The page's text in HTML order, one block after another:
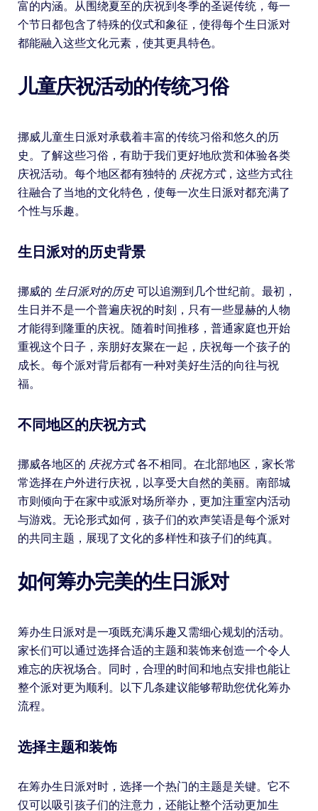
富的内涵。从围绕夏至的庆祝到冬季的圣诞传统，每一
个节日都包含了特殊的仪式和象征，使得每个生日派对
都能融入这些文化元素，使其更具特色。
儿童庆祝活动的传统习俗
挪威儿童生日派对承载着丰富的传统习俗和悠久的历
史。了解这些习俗，有助于我们更好地欣赏和体验各类
庆祝活动。每个地区都有独特的 庆祝方式，这些方式往
往融合了当地的文化特色，使每一次生日派对都充满了
个性与乐趣。
生日派对的历史背景
挪威的 生日派对的历史可以追溯到几个世纪前。最初，
生日并不是一个普遍庆祝的时刻，只有一些显赫的人物
才能得到隆重的庆祝。随着时间推移，普通家庭也开始
重视这个日子，亲朋好友聚在一起，庆祝每一个孩子的
成长。每个派对背后都有一种对美好生活的向往与祝
福。
不同地区的庆祝方式
挪威各地区的 庆祝方式各不相同。在北部地区，家长常
常选择在户外进行庆祝，以享受大自然的美丽。南部城
市则倾向于在家中或派对场所举办，更加注重室内活动
与游戏。无论形式如何，孩子们的欢声笑语是每个派对
的共同主题，展现了文化的多样性和孩子们的纯真。
如何筹办完美的生日派对
筹办生日派对是一项既充满乐趣又需细心规划的活动。
家长们可以通过选择合适的主题和装饰来创造一个令人
难忘的庆祝场合。同时，合理的时间和地点安排也能让
整个派对更为顺利。以下几条建议能够帮助您优化筹办
流程。
选择主题和装饰
在筹办生日派对时，选择一个热门的主题是关键。它不
仅可以吸引孩子们的注意力，还能让整个活动更加生